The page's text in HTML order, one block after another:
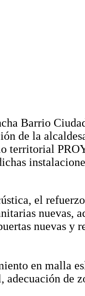
Barrio
de la
territorial
el
nuevas,
nuevas y
en malla
de